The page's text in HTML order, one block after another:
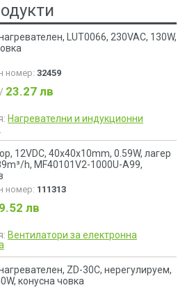
LUT0066, 230VAC, 130W,
номер: 32459
/ 23.27 лв
Нагревателни и индукционни
12VDC, 40x40x10mm, 0.59W, лагер
h, MF40101V2-1000U-A99,
номер: 111313
9.52 лв
Вентилатори за електронна
ZD-30С, нерегулируем,
конусна човка